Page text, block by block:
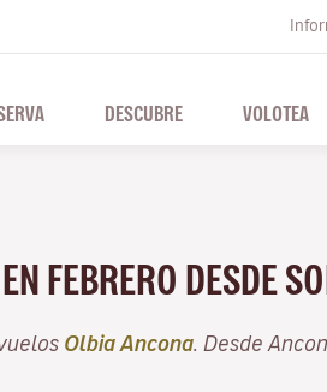
DESCUBRE VOLOTEA
FEBRERO DESDE
Olbia Ancona . Desde